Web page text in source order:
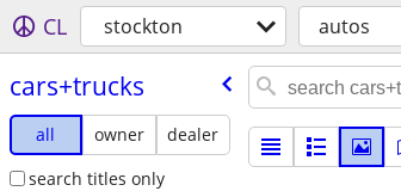
CL stockton autos
cars+trucks
all owner
dealer
search titles only